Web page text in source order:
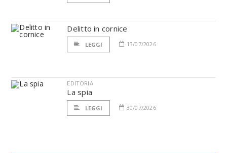
Delitto in cornice
LEGGI 13/07/2026
EDITORIA
La spia
LEGGI 30/07/2026